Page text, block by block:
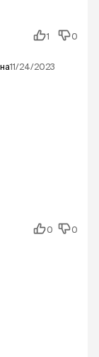
1
0
11/24/2023
0
0